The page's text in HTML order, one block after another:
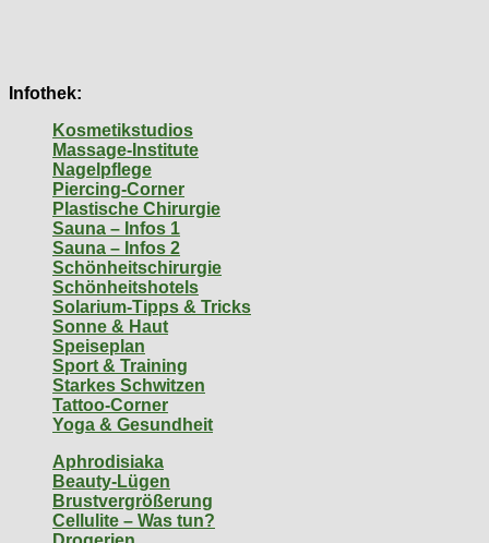
Infothek:
Kosmetikstudios
Massage-Institute
Nagelpflege
Piercing-Corner
Plastische Chirurgie
Sauna – Infos 1
Sauna – Infos 2
Schönheitschirurgie
Schönheitshotels
Solarium-Tipps & Tricks
Sonne & Haut
Speiseplan
Sport & Training
Starkes Schwitzen
Tattoo-Corner
Yoga & Gesundheit
Aphrodisiaka
Beauty-Lügen
Brustvergrößerung
Cellulite – Was tun?